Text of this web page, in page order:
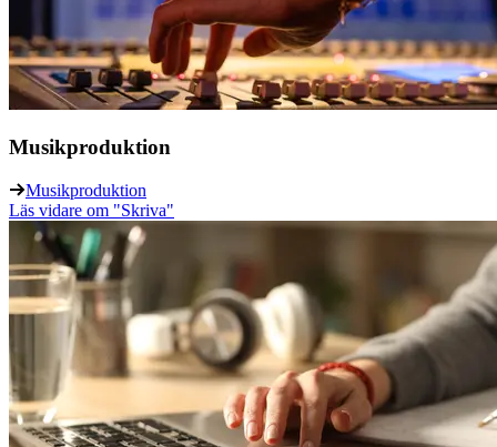
Musikproduktion
Musikproduktion
Läs vidare om "Skriva"